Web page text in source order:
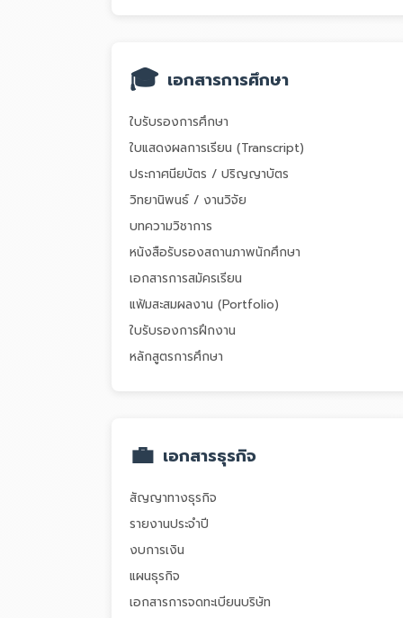
🎓 เอกสารการศึกษา
ใบรับรองการศึกษา
ใบแสดงผลการเรียน (Transcript)
ประกาศนียบัตร / ปริญญาบัตร
วิทยานิพนธ์ / งานวิจัย
บทความวิชาการ
หนังสือรับรองสถานภาพนักศึกษา
เอกสารการสมัครเรียน
แฟ้มสะสมผลงาน (Portfolio)
ใบรับรองการฝึกงาน
หลักสูตรการศึกษา
💼 เอกสารธุรกิจ
สัญญาทางธุรกิจ
รายงานประจำปี
งบการเงิน
แผนธุรกิจ
เอกสารการจดทะเบียนบริษัท